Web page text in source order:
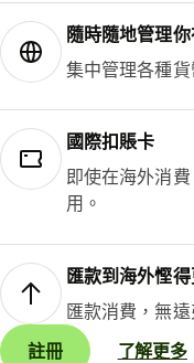
隨時隨地管理
集中管理各種
國際扣賬卡
即使在海外消
用。
匯款到海外慳
匯款消費，無遠
註冊
了解更多